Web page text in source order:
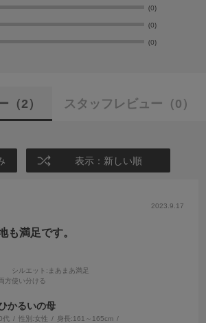
(0)
(0)
(0)
（2） スタッフレビュー （0）
表示：新しい順
2023.9.17
も満足です。
シルエット :まあまあ満足
方使い分ける
かるいの母
代 性別:女性 身長:161～165cm